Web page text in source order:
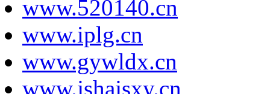
www.520140.cn
www.iplg.cn
www.gywldx.cn
www.jshajsxy.cn